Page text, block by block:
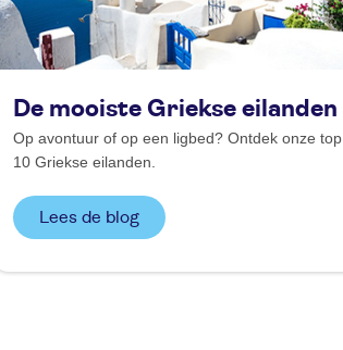
De mooiste Griekse eilanden
Op avontuur of op een ligbed? Ontdek onze top
10 Griekse eilanden.
Lees de blog